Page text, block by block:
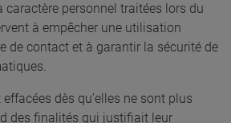
caractère personnel traitées lors du
à empêcher une utilisation
de contact et à garantir la sécurité de
dès qu’elles ne sont plus
des finalités qui justifiait leur